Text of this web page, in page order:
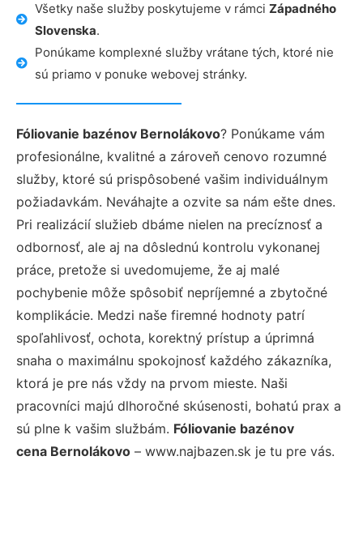
Všetky naše služby poskytujeme v rámci Západného
Slovenska.
Ponúkame komplexné služby vrátane tých, ktoré nie
sú priamo v ponuke webovej stránky.
Fóliovanie bazénov Bernolákovo? Ponúkame vám
profesionálne, kvalitné a zároveň cenovo rozumné
služby, ktoré sú prispôsobené vašim individuálnym
požiadavkám. Neváhajte a ozvite sa nám ešte dnes.
Pri realizácií služieb dbáme nielen na precíznosť a
odbornosť, ale aj na dôslednú kontrolu vykonanej
práce, pretože si uvedomujeme, že aj malé
pochybenie môže spôsobiť nepríjemné a zbytočné
komplikácie. Medzi naše firemné hodnoty patrí
spoľahlivosť, ochota, korektný prístup a úprimná
snaha o maximálnu spokojnosť každého zákazníka,
ktorá je pre nás vždy na prvom mieste. Naši
pracovníci majú dlhoročné skúsenosti, bohatú prax a
sú plne k vašim službám. Fóliovanie bazénov
cena Bernolákovo – www.najbazen.sk je tu pre vás.